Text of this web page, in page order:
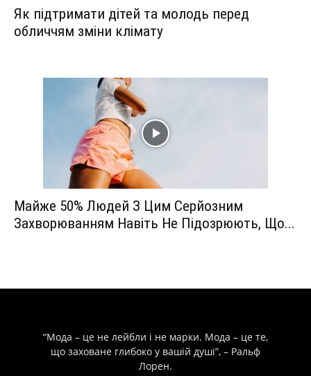
Як підтримати дітей та молодь перед
обличчям зміни клімату
Майже 50% Людей З Цим Серйозним
Захворюванням Навіть Не Підозрюють, Що...
“Мода – це не лейбли і не марки. Мода – це те,
що заховане глибоко у вашій душі”, – Ральф
Лорен.